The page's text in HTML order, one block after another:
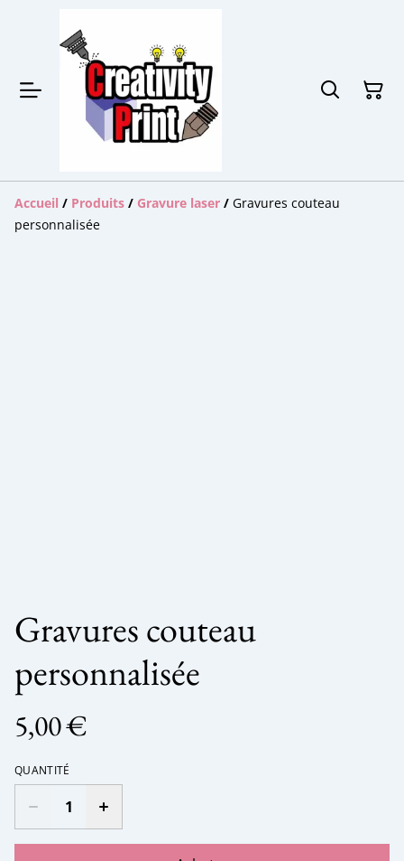
Accueil / Produits / Gravure laser / Gravures couteau
personnalisée
Gravures couteau
personnalisée
5,00 €
QUANTITÉ